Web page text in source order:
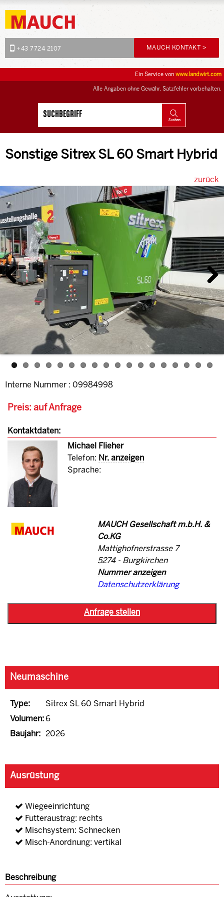
+43 7724 2107 MAUCH KONTAKT >
Alle Angaben ohne Gewähr. Satzfehler vorbehalten.
Ein Service von www.landwirt.com
Sonstige Sitrex SL 60 Smart Hybrid
zurück
Previous Next
Interne Nummer : 09984998
Preis: auf Anfrage
Kontaktdaten:
Michael Flieher
Telefon: Nr. anzeigen
Sprache:
MAUCH Gesellschaft m.b.H. &
Co.KG
Mattighofnerstrasse 7
5274 - Burgkirchen
Nummer anzeigen
Datenschutzerklärung
Neumaschine
Type:
Sitrex SL 60 Smart Hybrid
Volumen: 6
Baujahr:
2026
Ausrüstung
Wiegeeinrichtung
Futteraustrag: rechts
Mischsystem: Schnecken
Misch-Anordnung: vertikal
Beschreibung